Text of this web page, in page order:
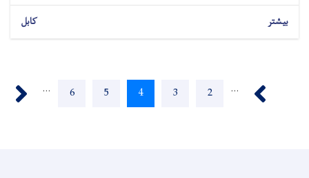
بیشتر کابل
…
Page
2
Page
3
Current
4
Page
5
Page
6
…